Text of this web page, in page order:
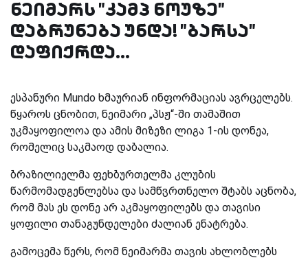
ნეიმარს "კამპ ნოუზე"
დაბრუნება უნდა! "ბარსა"
დაფიქრდა...
ესპანური Mundo ხმაურიან ინფორმაციას ავრცელებს.
წყაროს ცნობით, ნეიმარი „პსჟ“-ში თამაშით
უკმაყოფილოა და ამის მიზეზი ლიგა 1-ის დონეა,
რომელიც საკმაოდ დაბალია.
ბრაზილიელმა ფეხბურთელმა კლუბის
წარმომადგენლებსა და სამწვრთნელო შტაბს აცნობა,
რომ მას ეს დონე არ აკმაყოფილებს და თავისი
ყოფილი თანაგუნდელები ძალიან ენატრება.
გამოცემა წერს, რომ ნეიმარმა თავის ახლობლებს